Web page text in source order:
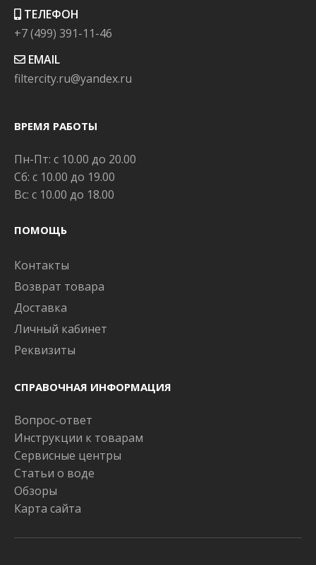
ТЕЛЕФОН
+7 (499) 391-11-46
EMAIL
filtercity.ru@yandex.ru
ВРЕМЯ РАБОТЫ
Пн-Пт: с 10.00 до 20.00
Сб: с 10.00 до 19.00
Вс: с 10.00 до 18.00
ПОМОЩЬ
Контакты
Возврат товара
Доставка
Личный кабинет
Реквизиты
СПРАВОЧНАЯ ИНФОРМАЦИЯ
Вопрос-ответ
Инструкции к товарам
Сервисные центры
Статьи о воде
Обзоры
Карта сайта